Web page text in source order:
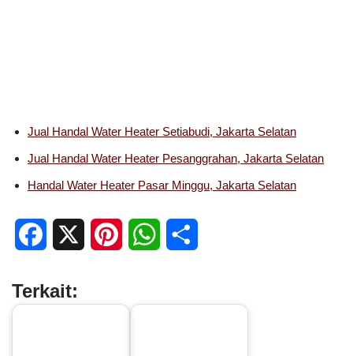
Jual Handal Water Heater Setiabudi, Jakarta Selatan
Jual Handal Water Heater Pesanggrahan, Jakarta Selatan
Handal Water Heater Pasar Minggu, Jakarta Selatan
c
Terkait: